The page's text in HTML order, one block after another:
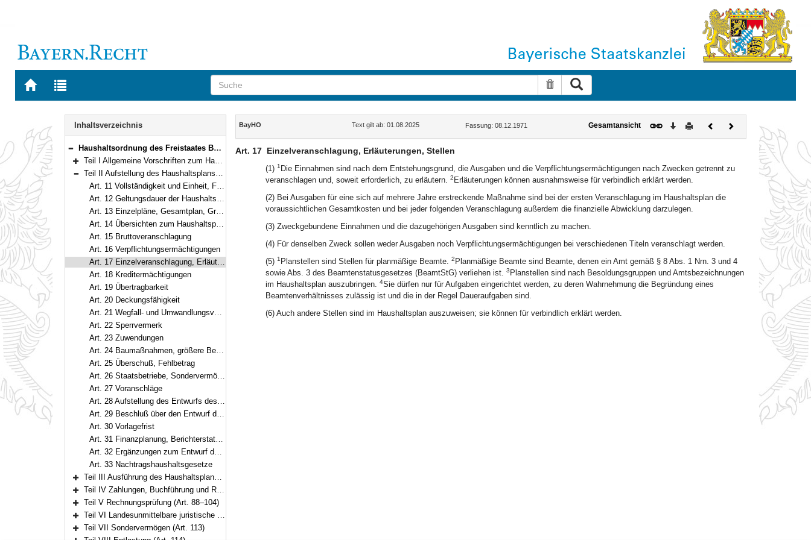
Zur
BAYERN.RECHT
Zur
letzten
Suche zurücksetzen
Navigation
Inhaltsverzeichnis
Bereich reduzieren
Haushaltsordnung des Freistaates Bayern (Bayerische Haushaltsordnung – BayHO) Vom 8. Dezember 1971 (BayRS IV S. 664) BayRS 630-1-F (Art. 1–117)
Bereich erweitern
Teil I Allgemeine Vorschriften zum Haushaltsplan (Art. 1–10)
Bereich reduzieren
Teil II Aufstellung des Haushaltsplans und des Finanzplans (Art. 11–33)
Art. 11 Vollständigkeit und Einheit, Fälligkeitsprinzip
Art. 12 Geltungsdauer der Haushaltspläne
Art. 13 Einzelpläne, Gesamtplan, Gruppierungsplan
Art. 14 Übersichten zum Haushaltsplan, Funktionenplan
Art. 15 Bruttoveranschlagung
Art. 16 Verpflichtungsermächtigungen
Art. 17 Einzelveranschlagung, Erläuterungen, Stellen
Art. 18 Kreditermächtigungen
Art. 19 Übertragbarkeit
Art. 20 Deckungsfähigkeit
Art. 21 Wegfall- und Umwandlungsvermerke
Art. 22 Sperrvermerk
Art. 23 Zuwendungen
Art. 24 Baumaßnahmen, größere Beschaffungen, größere Entwicklungsvorhaben
Art. 25 Überschuß, Fehlbetrag
Art. 26 Staatsbetriebe, Sondervermögen, Zuwendungsempfänger
Art. 27 Voranschläge
Art. 28 Aufstellung des Entwurfs des Haushaltsplans
Art. 29 Beschluß über den Entwurf des Haushaltsplans
Art. 30 Vorlagefrist
Art. 31 Finanzplanung, Berichterstattung zur Finanzwirtschaft
Art. 32 Ergänzungen zum Entwurf des Haushaltsplans
Art. 33 Nachtragshaushaltsgesetze
Bereich erweitern
Teil III Ausführung des Haushaltsplans (Art. 34–69)
Bereich erweitern
Teil IV Zahlungen, Buchführung und Rechnungslegung (Art. 70–87)
Bereich erweitern
Teil V Rechnungsprüfung (Art. 88–104)
Bereich erweitern
Teil VI Landesunmittelbare juristische Personen des öffentlichen Rechts (Art. 105–112)
Bereich erweitern
Teil VII Sondervermögen (Art. 113)
Inhalt
BayHO Text gilt ab: 01.08.2025 Fassung: 08.12.1971 Gesamtansicht Download
DruckenVorherigesNächstes
Dokument
Art. 17 Einzelveranschlagung, Erläuterungen, Stellen
(1) 1 Die Einnahmen sind nach dem Entstehungsgrund, die Ausgaben und die Verpflichtungsermächtigungen nach Zwecken getrennt zu
veranschlagen und, soweit erforderlich, zu erläutern. 2 Erläuterungen können ausnahmsweise für verbindlich erklärt werden.
(2) Bei Ausgaben für eine sich auf mehrere Jahre erstreckende Maßnahme sind bei der ersten Veranschlagung im Haushaltsplan die
voraussichtlichen Gesamtkosten und bei jeder folgenden Veranschlagung außerdem die finanzielle Abwicklung darzulegen.
(3) Zweckgebundene Einnahmen und die dazugehörigen Ausgaben sind kenntlich zu machen.
(4) Für denselben Zweck sollen weder Ausgaben noch Verpflichtungsermächtigungen bei verschiedenen Titeln veranschlagt werden.
(5) 1 Planstellen sind Stellen für planmäßige Beamte. 2 Planmäßige Beamte sind Beamte, denen ein Amt gemäß § 8 Abs. 1 Nrn. 3 und 4
sowie Abs. 3 des Beamtenstatusgesetzes (BeamtStG) verliehen ist. 3 Planstellen sind nach Besoldungsgruppen und Amtsbezeichnungen
im Haushaltsplan auszubringen. 4Sie dürfen nur für Aufgaben eingerichtet werden, zu deren Wahrnehmung die Begründung eines
Beamtenverhältnisses zulässig ist und die in der Regel Daueraufgaben sind.
(6) Auch andere Stellen sind im Haushaltsplan auszuweisen; sie können für verbindlich erklärt werden.